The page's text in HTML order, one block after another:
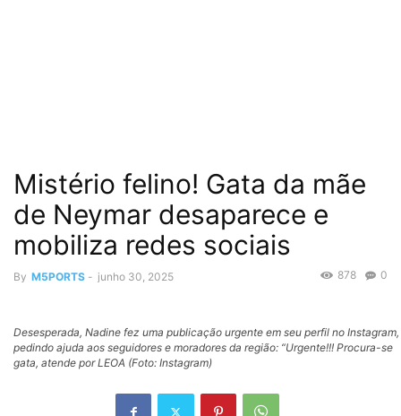
Mistério felino! Gata da mãe
de Neymar desaparece e
mobiliza redes sociais
By M5PORTS - junho 30, 2025 0
878
Desesperada, Nadine fez uma publicação urgente em seu perfil no Instagram,
pedindo ajuda aos seguidores e moradores da região: “Urgente!!! Procura-se
gata, atende por LEOA (Foto: Instagram)